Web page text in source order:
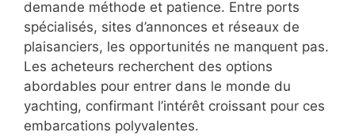
demande méthode et patience. Entre ports
spécialisés, sites d’annonces et réseaux de
plaisanciers, les opportunités ne manquent pas.
Les acheteurs recherchent des options
abordables pour entrer dans le monde du
yachting, confirmant l’intérêt croissant pour ces
embarcations polyvalentes.